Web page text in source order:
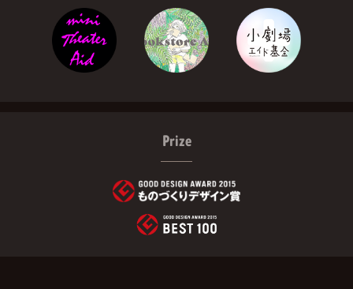
Prize